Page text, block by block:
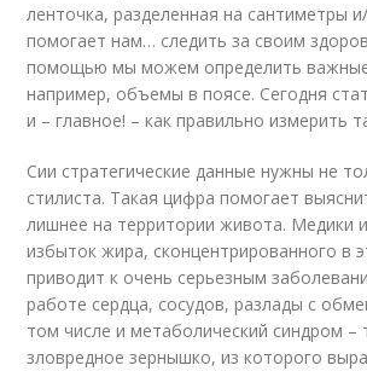
ленточка, разделенная на сантиметры
помогает нам… следить за своим
помощью мы можем определить важные
например, объемы в поясе. Сегодня
и – главное! – как правильно измерить
Сии стратегические данные нужны не
стилиста. Такая цифра помогает
лишнее на территории живота. Медики
избыток жира, сконцентрированного в
приводит к очень серьезным
работе сердца, сосудов, разлады с
том числе и метаболический синдром –
зловредное зернышко, из которого